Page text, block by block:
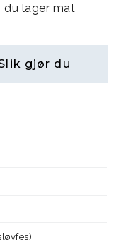
du lager mat
gjør du